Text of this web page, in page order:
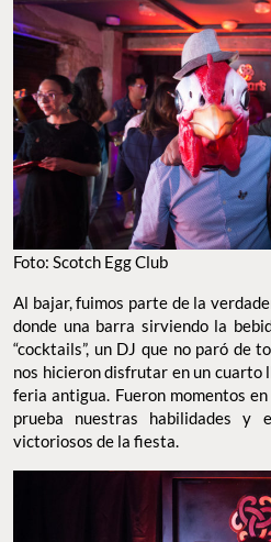
Foto: Scotch Egg Club
Al bajar, fuimos parte de la
donde una barra sirviendo la
“cocktails”, un DJ que no paró de
nos hicieron disfrutar en un cuarto
feria antigua. Fueron momentos
prueba nuestras habilidades y
victoriosos de la fiesta.